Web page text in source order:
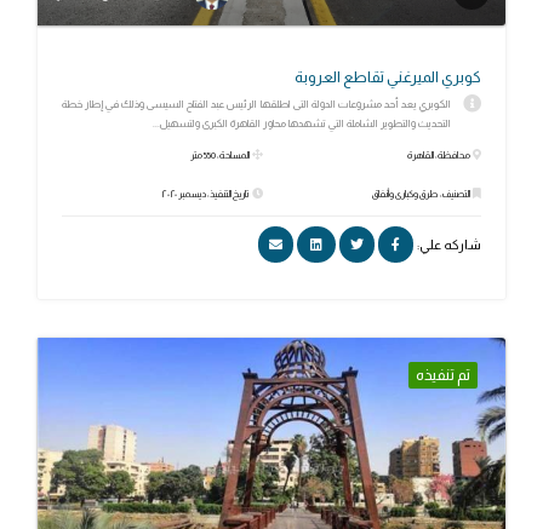
كوبري الميرغني تقاطع العروبة
الكوبري يعد أحد مشروعات الدولة التى اطلقها الرئيس عبد الفتاح السيسى وذلك في إطار خطة
التحديث والتطوير الشاملة التي تشهدها محاور القاهرة الكبرى ولتسهيل...
محافظة: القاهرة
التصنيف: طرق وكبارى وأنفاق
المساحة: 550 متر
تاريخ التنفيذ: ديسمبر ٢٠٢٠
شاركه علي:
تم تنفيذه